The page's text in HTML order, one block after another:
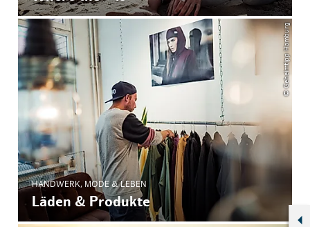
© Geheimtipp Hamburg
HANDWERK, MODE & LEBEN
Läden & Produkte